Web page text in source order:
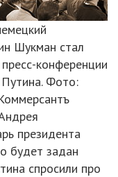
Шукман стал
конференции
Фото:
президента
будет задан
спросили про